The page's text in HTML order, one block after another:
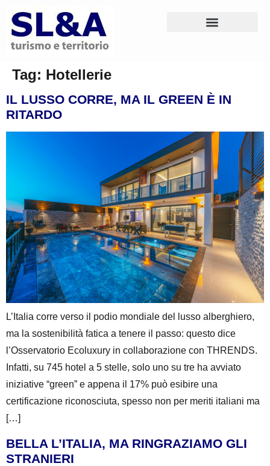
Tag: Hotellerie
IL LUSSO CORRE, MA IL GREEN È IN
RITARDO
L’Italia corre verso il podio mondiale del lusso alberghiero,
ma la sostenibilità fatica a tenere il passo: questo dice
l’Osservatorio Ecoluxury in collaborazione con THRENDS.
Infatti, su 745 hotel a 5 stelle, solo uno su tre ha avviato
iniziative “green” e appena il 17% può esibire una
certificazione riconosciuta, spesso non per meriti italiani ma
[…]
BELLA L’ITALIA, MA RINGRAZIAMO GLI
STRANIERI